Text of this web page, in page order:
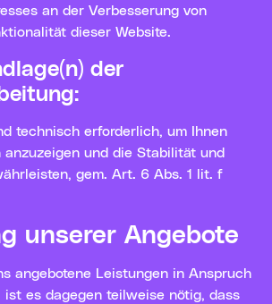
an der Verbesserung von
dieser Website.
der
technisch erforderlich, um Ihnen
anzuzeigen und die Stabilität und
gem. Art. 6 Abs. 1 lit. f
unserer Angebote
angebotene Leistungen in Anspruch
ist es dagegen teilweise nötig, dass